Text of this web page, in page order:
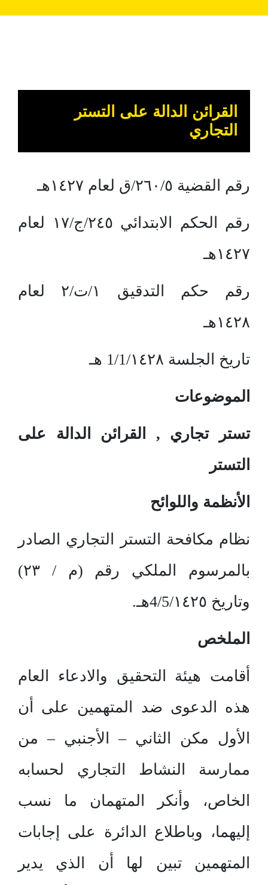
القرائن الدالة على التستر
التجاري
رقم القضية ٢٦٠/٥/ق لعام ١٤٢٧هـ
رقم الحكم الابتدائي ٢٤٥/ج/١٧ لعام
١٤٢٧هـ
رقم حكم التدقيق ١/ت/٢ لعام
١٤٢٨هـ
تاريخ الجلسة 1/1/١٤٢٨ هـ
الموضوعات
تستر تجاري , القرائن الدالة على
التستر
الأنظمة واللوائح
نظام مكافحة التستر التجاري الصادر
بالمرسوم الملكي رقم (م / ٢٣)
وتاريخ 4/5/١٤٢٥هـ.
الملخص
أقامت هيئة التحقيق والادعاء العام
هذه الدعوى ضد المتهمين على أن
الأول مكن الثاني – الأجنبي – من
ممارسة النشاط التجاري لحسابه
الخاص، وأنكر المتهمان ما نسب
إليهما، وباطلاع الدائرة على إجابات
المتهمين تبين لها أن الذي يدير